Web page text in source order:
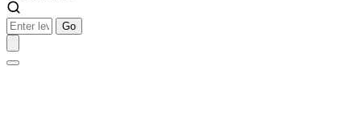
Go